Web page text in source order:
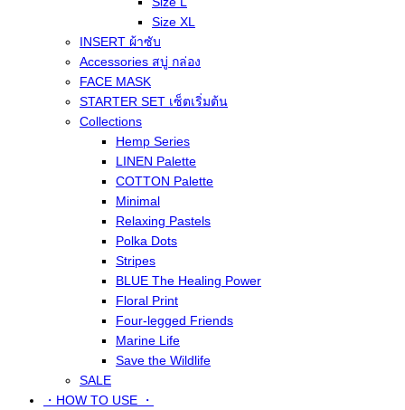
Size XL
INSERT ผ้าซับ
Accessories สบู่ กล่อง
FACE MASK
STARTER SET เซ็ตเริ่มต้น
Collections
Hemp Series
LINEN Palette
COTTON Palette
Minimal
Relaxing Pastels
Polka Dots
Stripes
BLUE The Healing Power
Floral Print
Four-legged Friends
Marine Life
Save the Wildlife
SALE
・HOW TO USE ・